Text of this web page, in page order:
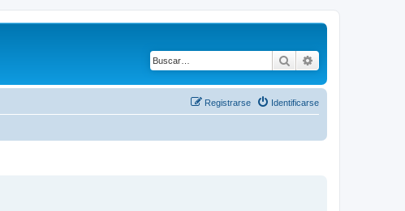
Buscar
Identificarse
Registrarse